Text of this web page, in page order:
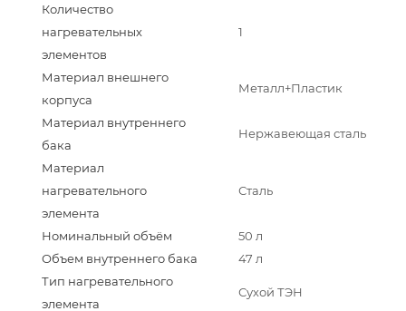
Количество
нагревательных
элементов
1
Материал внешнего
корпуса
Металл+Пластик
Материал внутреннего
бака
Нержавеющая сталь
Материал
нагревательного
элемента
Сталь
Номинальный объём
50 л
Объем внутреннего бака
47 л
Тип нагревательного
элемента
Сухой ТЭН